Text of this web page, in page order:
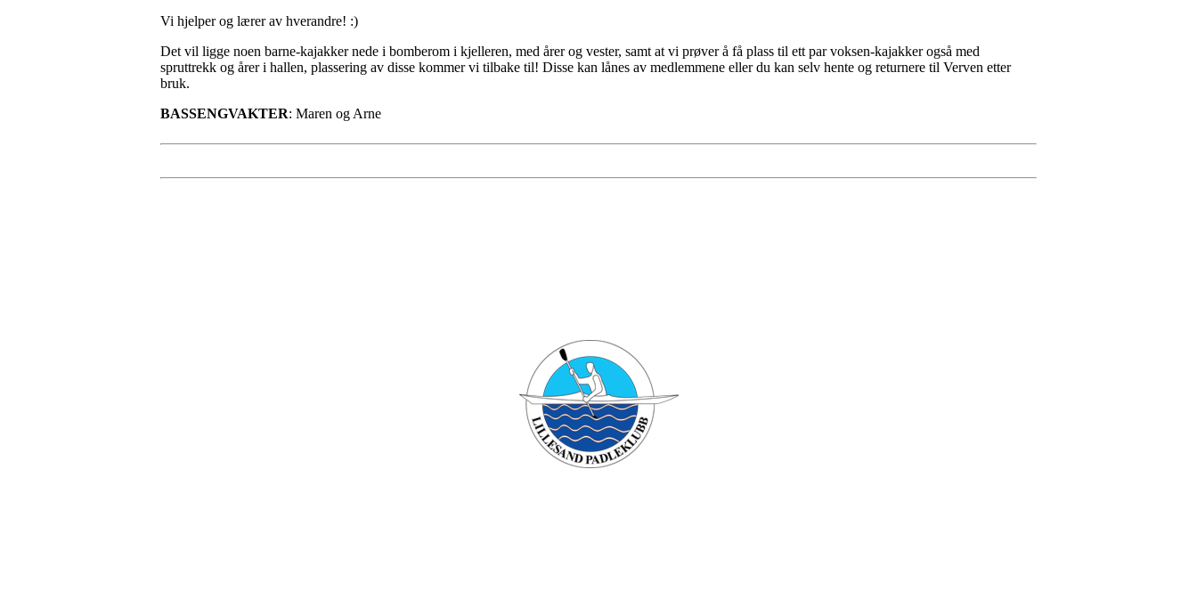
Vi hjelper og lærer av hverandre! :)
Det vil ligge noen barne-kajakker nede i bomberom i kjelleren, med årer og vester, samt at vi prøver å få plass til ett par voksen-kajakker også med
spruttrekk og årer i hallen, plassering av disse kommer vi tilbake til! Disse kan lånes av medlemmene eller du kan selv hente og returnere til Verven etter
bruk.
BASSENGVAKTER: Maren og Arne